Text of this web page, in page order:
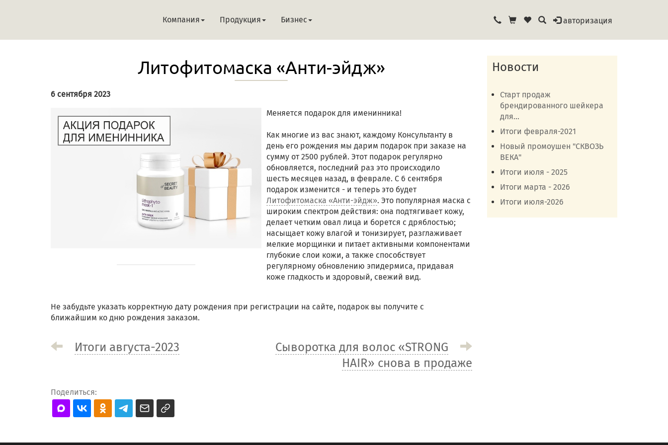
Компания Продукция Бизнес авторизация
Литофитомаска «Анти-эйдж»
6 сентября 2023
Меняется подарок для именинника!
Как многие из вас знают, каждому Консультанту в
день его рождения мы дарим подарок при заказе на
сумму от 2500 рублей. Этот подарок регулярно
обновляется, последний раз это происходило
шесть месяцев назад, в феврале. С 6 сентября
подарок изменится - и теперь это будет
Литофитомаска «Анти-эйдж». Это популярная маска с
широким спектром действия: она подтягивает кожу,
делает четким овал лица и борется с дряблостью;
насыщает кожу влагой и тонизирует, разглаживает
мелкие морщинки и питает активными компонентами
глубокие слои кожи, а также способствует
регулярному обновлению эпидермиса, придавая
коже гладкость и здоровый, свежий вид.
Не забудьте указать корректную дату рождения при регистрации на сайте, подарок вы получите с
ближайшим ко дню рождения заказом.
Итоги августа-2023
Сыворотка для волос «STRONG
HAIR» снова в продаже
Поделиться:
Новости
Старт продаж
брендированного шейкера
для...
Итоги февраля-2021
Новый промоушен "СКВОЗЬ
ВЕКА"
Итоги июля - 2025
Итоги марта - 2026
Итоги июля-2026